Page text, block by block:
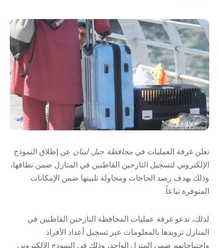
تعلن غرفة العمليات في محافظة جبل لبنان عن إطلاق النموذج
الإلكتروني لتسجيل النازحين القاطنين في المنازل ضمن نطاقها،
وذلك بهدف رصد الحاجات ومحاولة تلبيتها ضمن الإمكانات
المتوفرة تباعاً.
لذلك، تدعو غرفة عمليات المحافظة النازحين القاطنين في
المنازل تزويدها بالمعلومات عبر تسجيل أعداد الأفراد
واحتياجاتهم ضمن المنزل الواحد، وذلك في النموذج الإلكتروني